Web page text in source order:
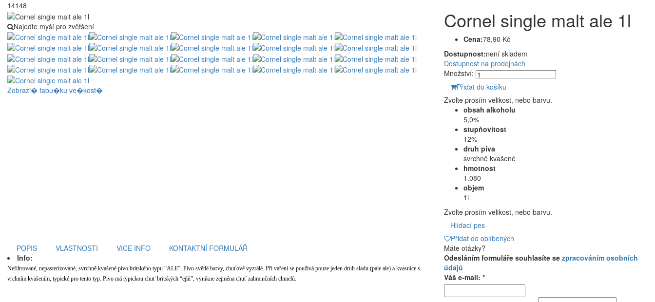
14148
Najeďte myší pro zvětšení
Zobrazi� tabu�ku ve�kost�
Cornel single malt ale 1l
Cena:78,90 Kč
Dostupnost:není skladem
Dostupnost na prodejnách
Množství:
Přidat do košíku
Zvolte prosím velikost, nebo barvu.
obsah alkoholu
5,0%
stupňovitost
12%
druh piva
svrchně kvašené
hmotnost
1.080
objem
1l
Zvolte prosím velikost, nebo barvu.
Hlídací pes
Přidat do oblíbených
POPIS
VLASTNOSTI VICE INFO
KONTAKTNÍ FORMULÁŘ
Info:
Nefiltrované, nepasterizované, svrchně kvašené pivo britského typu “ALE”. Pivo světlé barvy, chuťově vyzrálé. Při vaření se používá pouze jeden druh sladu (pale ale) a kvasnice s
vrchním kvašením, typické pro tento typ. Pivo má typickou chuť britských “ejlů”, vynikne zejména chuť zahraničních chmelů.
Máte otázky?
Odesláním formuláře souhlasíte se zpracováním osobních
údajů
Váš e-mail: *